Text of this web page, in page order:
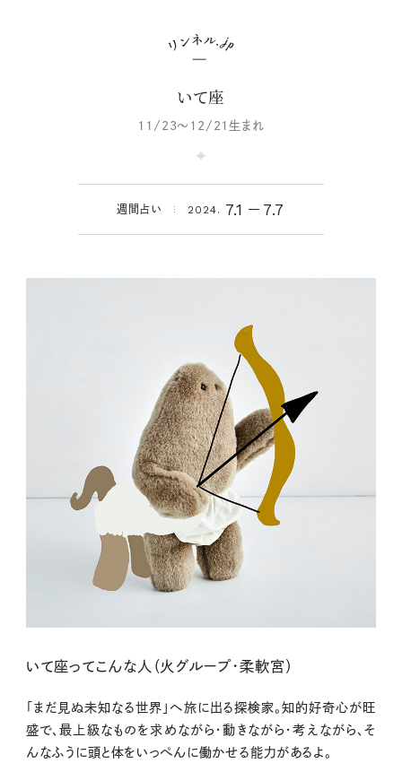
いて座
11/23～12/21生まれ
週間占い 2024. 7.1 7.7
いて座ってこんな人（火グループ・柔軟宮）
「まだ見ぬ未知なる世界」へ旅に出る探検家。知的好奇心が旺
盛で、最上級なものを求めながら・動きながら・考えながら、そ
んなふうに頭と体をいっぺんに働かせる能力があるよ。